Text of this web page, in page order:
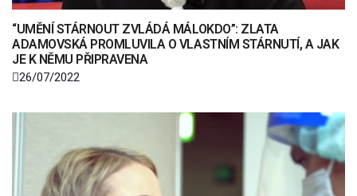
“UMĚNÍ STÁRNOUT ZVLÁDÁ MÁLOKDO”: ZLATA
ADAMOVSKÁ PROMLUVILA O VLASTNÍM STÁRNUTÍ, A JAK
JE K NĚMU PŘIPRAVENA
26/07/2022